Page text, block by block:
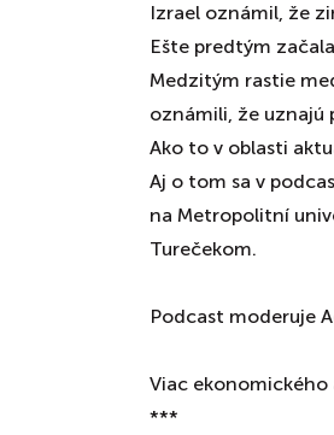
Izrael oznámil, že
Ešte predtým
Medzitým rastie
oznámili, že uznajú
Ako to v oblasti
Aj o tom sa v
na Metropolitní
Turečekom.
Podcast moderuje
⁠⁠⁠⁠⁠⁠⁠⁠⁠⁠⁠⁠⁠⁠⁠⁠⁠⁠⁠⁠⁠⁠⁠⁠⁠Viac
***